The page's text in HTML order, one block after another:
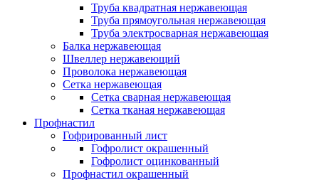
Труба квадратная нержавеющая
Труба прямоугольная нержавеющая
Труба электросварная нержавеющая
Балка нержавеющая
Швеллер нержавеющий
Проволока нержавеющая
Сетка нержавеющая
Сетка сварная нержавеющая
Сетка тканая нержавеющая
Профнастил
Гофрированный лист
Гофролист окрашенный
Гофролист оцинкованный
Профнастил окрашенный